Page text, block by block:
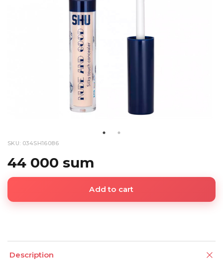
SKU: 034SH16086
44 000 sum
Add to cart
Description